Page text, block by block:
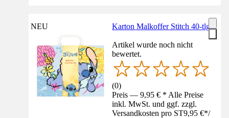
NEU Karton Malkoffer Stitch 40-tlg.
Artikel wurde noch nicht
bewertet.
(0)
Preis — 9,95 € * Alle Preise
inkl. MwSt. und ggf. zzgl.
Versandkosten pro ST9,95 €*/